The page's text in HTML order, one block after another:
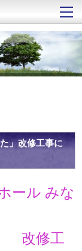
」改修工事に
ール みな